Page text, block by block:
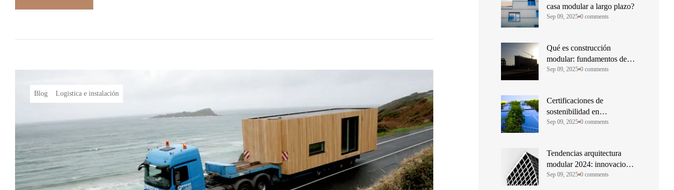
Blog Logistica e instalación
casa modular a largo plazo?
Sep 09, 2025 0 comments
Qué es construcción
modular: fundamentos de la
edificación industrial
Sep 09, 2025 0 comments
Certificaciones de
sostenibilidad en
construcción modular
Sep 09, 2025 0 comments
Tendencias arquitectura
modular 2024: innovaciones
que transforman
Sep 09, 2025 0 comments